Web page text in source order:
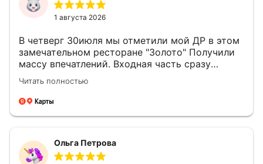
1 августа 2026
В четверг 30июля мы отметили мой ДР в этом
замечательном ресторане "Золото" Получили
массу впечатлений. Входная часть сразу
поразила своей элегантной красотой.
Встретила нас красивая девушка проводила
нас в зал. Поразил изысканный во всех
Официант тут же подошёл представился, был
очень внимательным и терпеливым к нашим
Читать полностью
Ольга Петрова